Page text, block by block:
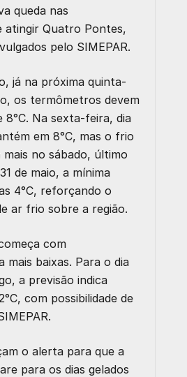
queda nas
atingir Quatro Pontes,
pelo SIMEPAR.
já na próxima quinta-
os termômetros devem
8°C. Na sexta-feira, dia
em 8°C, mas o frio
no sábado, último
de maio, a mínima
4°C, reforçando o
ar frio sobre a região.
com
mais baixas. Para o dia
a previsão indica
com possibilidade de
o alerta para que a
para os dias gelados